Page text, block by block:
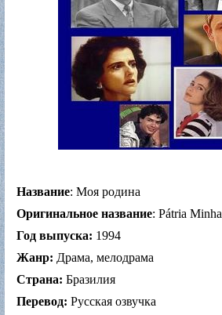
Название: Моя родина
Оригинальное название: Pátria Minha
Год выпуска: 1994
Жанр: Драма, мелодрама
Страна: Бразилия
Перевод: Русская озвучка